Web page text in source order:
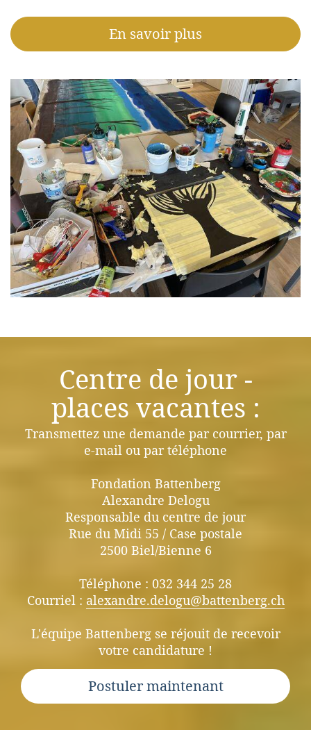
En savoir plus
Centre de jour -
places vacantes :
Transmettez une demande par courrier, par
e-mail ou par téléphone
Fondation Battenberg
Alexandre Delogu
Responsable du centre de jour
Rue du Midi 55 / Case postale
2500 Biel/Bienne 6
Téléphone : 032 344 25 28
Courriel : alexandre.delogu@battenberg.ch
L'équipe Battenberg se réjouit de recevoir
votre candidature !
Postuler maintenant